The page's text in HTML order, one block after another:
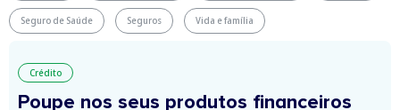
Seguro de Saúde Seguros Vida e família
Crédito
Poupe nos seus produtos financeiros